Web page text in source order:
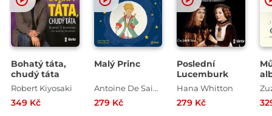
Bohatý táta,
chudý táta
Robert Kiyosaki
349 Kč
Malý Princ
Antoine De Saint Exupéry
279 Kč
Poslední
Lucemburk
Hana Whitton
279 Kč